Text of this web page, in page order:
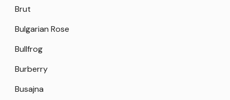
Brut
Bulgarian Rose
Bullfrog
Burberry
Busajna